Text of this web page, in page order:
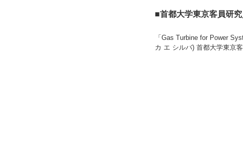
■首都大学東京客員研
「Gas Turbine for Power
カ エ シルバ) 首都大学東京